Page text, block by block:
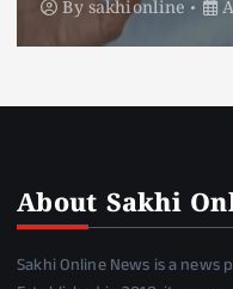
Bysakhionline
About Sakhi
Sakhi Online News is a news